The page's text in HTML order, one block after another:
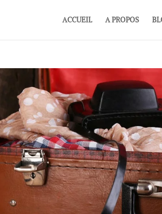
ACCUEIL A PROPOS